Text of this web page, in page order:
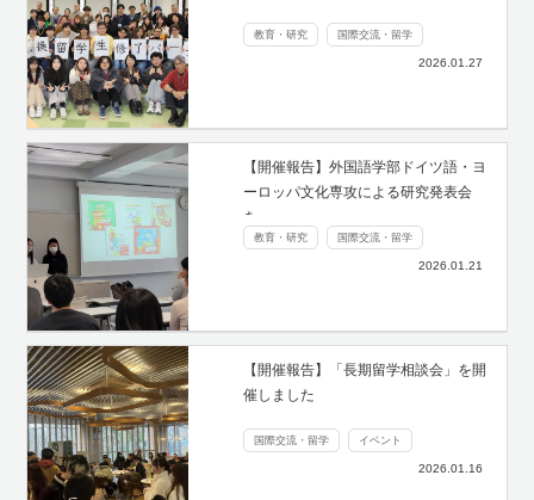
教育・研究 国際交流・留学
2026.01.27
【開催報告】外国語学部ドイツ語・ヨ
ーロッパ文化専攻による研究発表会
を…
教育・研究 国際交流・留学
2026.01.21
【開催報告】「長期留学相談会」を開
催しました
国際交流・留学 イベント
2026.01.16